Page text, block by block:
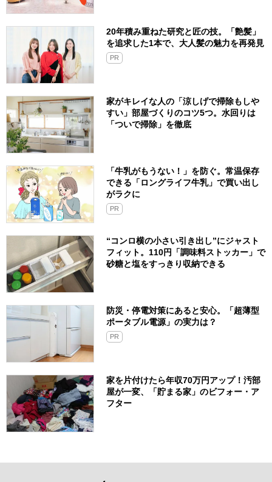
20年積み重ねた研究と匠の技。「艶髪」
を追求した1本で、大人髪の魅力を再発見
PR
家がキレイな人の「涼しげで掃除もしや
すい」部屋づくりのコツ5つ。水回りは
「ついで掃除」を徹底
「牛乳がもうない！」を防ぐ。常温保存
できる「ロングライフ牛乳」で買い出し
がラクに
PR
“コンロ横の小さい引き出し”にジャスト
フィット。110円「調味料ストッカー」で
砂糖と塩をすっきり収納できる
防災・停電対策にあると安心。「超薄型
ポータブル電源」の実力は？​
PR
家を片付けたら年収70万円アップ！汚部
屋が一変、「貯まる家」のビフォー・ア
フター